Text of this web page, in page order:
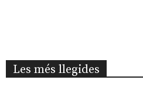
Les més llegides